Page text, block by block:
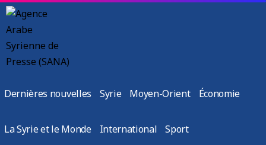
Dernières nouvelles Syrie Moyen-Orient Économie
La Syrie et le Monde International Sport